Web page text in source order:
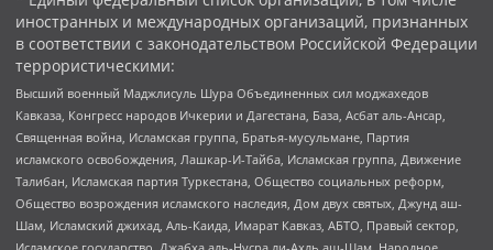
иностранных и международных организаций, признанных
в соответствии с законодательством Российской Федерации
террористическими:
Высший военный Маджлисуль Шура Объединенных сил моджахедов
Кавказа, Конгресс народов Ичкерии и Дагестана, База, Асбат аль-Ансар,
Священная война, Исламская группа, Братья-мусульмане, Партия
исламского освобождения, Лашкар-И-Тайба, Исламская группа, Движение
Талибан, Исламская партия Туркестана, Общество социальных реформ,
Общество возрождения исламского наследия, Дом двух святых, Джунд аш-
Шам, Исламский джихад, Аль-Каида, Имарат Кавказ, АБТО, Правый сектор,